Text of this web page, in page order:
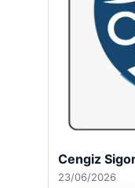
Cengiz
23/06/2026